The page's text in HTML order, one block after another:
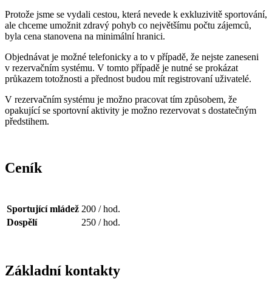
Protože jsme se vydali cestou, která nevede k exkluzivitě sportování,
ale chceme umožnit zdravý pohyb co největšímu počtu zájemců,
byla cena stanovena na minimální hranici.
Objednávat je možné telefonicky a to v případě, že nejste zaneseni
v rezervačním systému. V tomto případě je nutné se prokázat
průkazem totožnosti a přednost budou mít registrovaní uživatelé.
V rezervačním systému je možno pracovat tím způsobem, že
opakující se sportovní aktivity je možno rezervovat s dostatečným
předstihem.
Ceník
Sportující mládež 200 / hod.
Dospělí
250 / hod.
Základní kontakty